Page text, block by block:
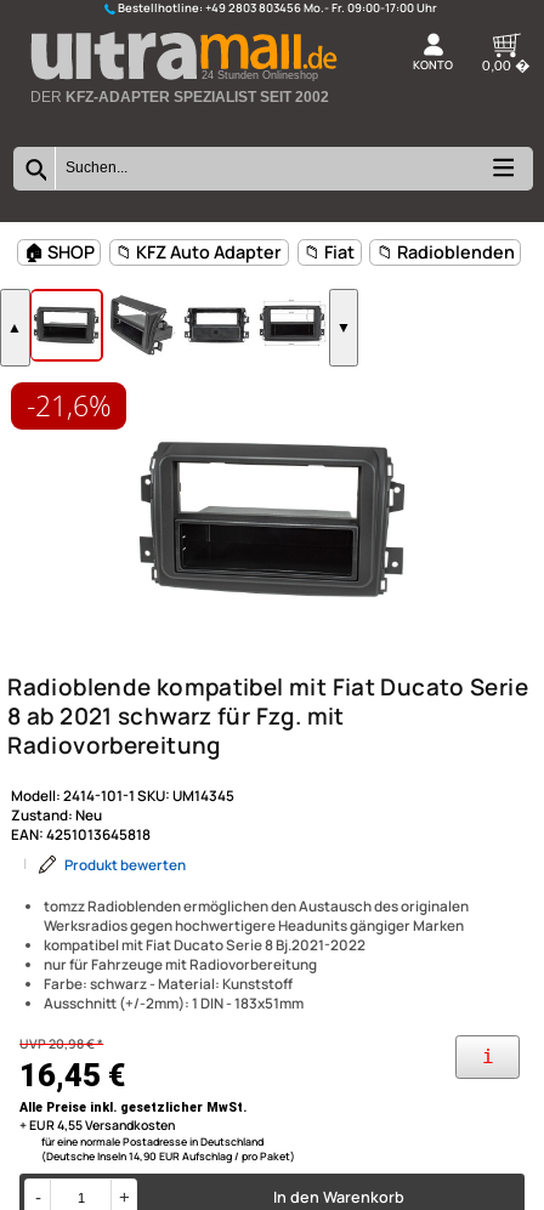
Bestellhotline:+49 2803 803456
24 Stunden Onlineshop
▲
-21,6%
Radioblende kompatibel mit
8 ab 2021 schwarz für Fzg.
Radiovorbereitung
tomzz Radioblenden ermöglichen den Austausch des originalen
kompatibel mit Fiat Ducato Serie 8 Bj.2021-2022
nur für Fahrzeuge mit Radiovorbereitung
Farbe: schwarz - Material: Kunststoff
Ausschnitt (+/-2mm): 1 DIN - 183x51mm
Zustand:Neu
EAN:4251013645818
|
Produkt bewerten